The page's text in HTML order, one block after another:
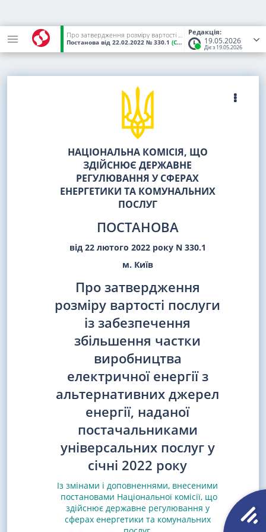
Редакція:
19.05.2026
Діє з 19.05.2026
Про затвердження розміру вартості послуги із забезпечення збільшення частки виробництва електричної енергії з альтернативних джерел енергії, наданої постачальниками універсальних послуг у січні 2022 року
Постанова від 22.02.2022 № 330.1 (Статус: Чинний)
НАЦІОНАЛЬНА КОМІСІЯ, ЩО
ЗДІЙСНЮЄ ДЕРЖАВНЕ
РЕГУЛЮВАННЯ У СФЕРАХ
ЕНЕРГЕТИКИ ТА КОМУНАЛЬНИХ
ПОСЛУГ
ПОСТАНОВА
від 22 лютого 2022 року N 330.1
м. Київ
Про затвердження
розміру вартості послуги
із забезпечення
збільшення частки
виробництва
електричної енергії з
альтернативних джерел
енергії, наданої
постачальниками
універсальних послуг у
січні 2022 року
Із змінами і доповненнями, внесеними
постановами Національної комісії, що
здійснює державне регулювання у
сферах енергетики та комунальних